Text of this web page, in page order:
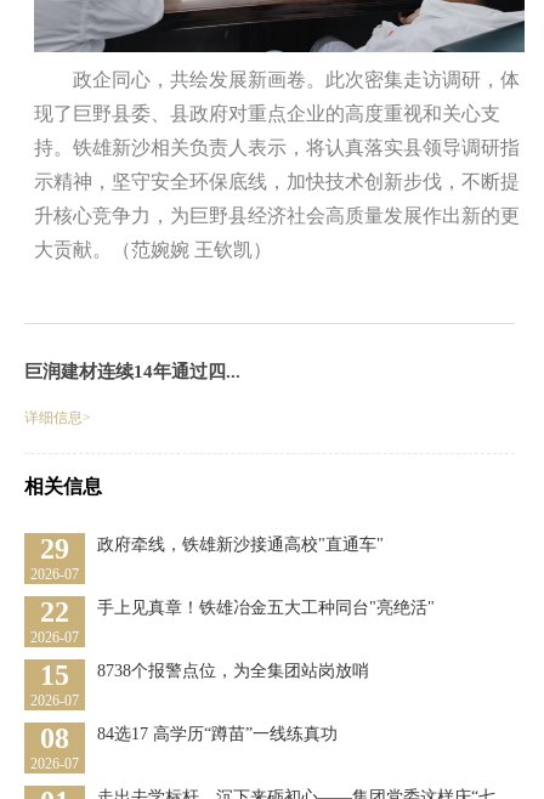
政企同心，共绘发展新画卷。此次密集走访调研，体
现了巨野县委、县政府对重点企业的高度重视和关心支
持。铁雄新沙相关负责人表示，将认真落实县领导调研指
示精神，坚守安全环保底线，加快技术创新步伐，不断提
升核心竞争力，为巨野县经济社会高质量发展作出新的更
大贡献。（范婉婉 王钦凯）
巨润建材连续14年通过四...
详细信息>
相关信息
29
2026-07
政府牵线，铁雄新沙接通高校"直通车"
22
2026-07
手上见真章！铁雄冶金五大工种同台"亮绝活"
15
2026-07
8738个报警点位，为全集团站岗放哨
08
2026-07
84选17 高学历“蹲苗”一线练真功